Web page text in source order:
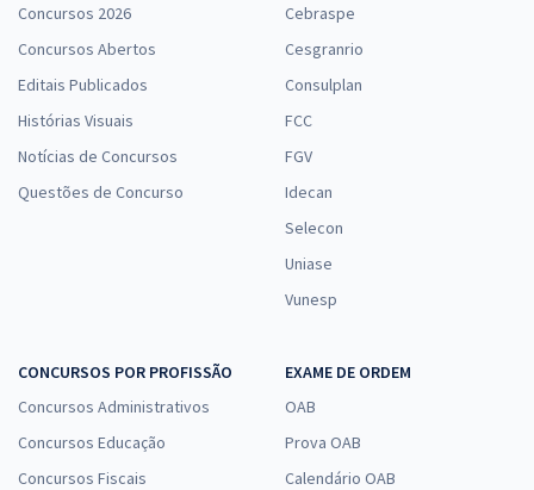
Concursos 2026
Concursos Abertos
Editais Publicados
Histórias Visuais
Notícias de Concursos
Questões de Concurso
Cebraspe
Cesgranrio
Consulplan
FCC
FGV
Idecan
Selecon
Uniase
Vunesp
CONCURSOS POR PROFISSÃO
Concursos Administrativos
Concursos Educação
Concursos Fiscais
EXAME DE ORDEM
OAB
Prova OAB
Calendário OAB